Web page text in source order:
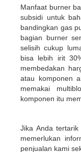
Manfaat burner
subsidi untuk
bandingkan gas
bagian burner
selisih cukup
bisa lebih irit
membedakan
atau komponen
memakai
komponen itu
Jika Anda
memerlukan
penjualan kami